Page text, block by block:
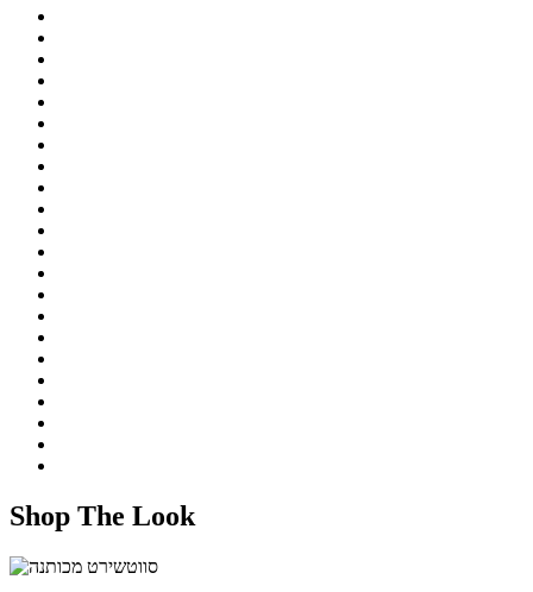
Shop The Look